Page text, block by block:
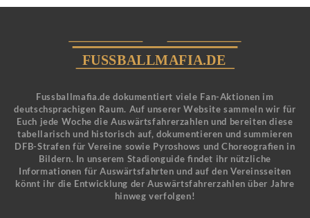
Fussballmafia.de dokumentiert viele Fan-Aktionen im
deutschsprachigen Raum. Auf unserer Website sammeln wir für
Euch jede Woche die Auswärtsfahrerzahlen und bereiten diese
tabellarisch und historisch auf, dokumentieren und summieren
DFB-Strafen für Vereine sowie Pyroshows und Choreografien in
Bildern. In unserem Stadionguide findet ihr nützliche
Informationen für Auswärtsfahrten und auf den Vereinsseiten
könnt ihr die Entwicklung der Auswärtsfahrerzahlen über Jahre
hinweg verfolgen!